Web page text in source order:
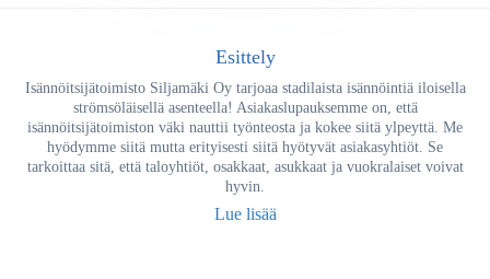
Esittely
Isännöitsijätoimisto Siljamäki Oy tarjoaa stadilaista isännöintiä iloisella
strömsöläisellä asenteella! Asiakaslupauksemme on, että
isännöitsijätoimiston väki nauttii työnteosta ja kokee siitä ylpeyttä. Me
hyödymme siitä mutta erityisesti siitä hyötyvät asiakasyhtiöt. Se
tarkoittaa sitä, että taloyhtiöt, osakkaat, asukkaat ja vuokralaiset voivat
hyvin.
Lue lisää